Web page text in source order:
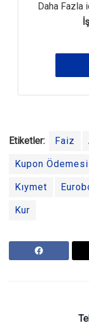
Daha Fazla
Etiketler: Faiz
Kupon Ödemesi
Kıymet
Kur